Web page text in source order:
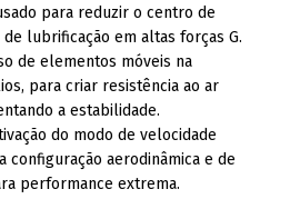
para reduzir o centro de
lubrificação em altas forças G.
de elementos móveis na
para criar resistência ao ar
a estabilidade.
do modo de velocidade
configuração aerodinâmica e de
performance extrema.